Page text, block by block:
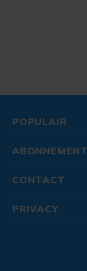
POPULAIR
CONTACT
PRIVACY